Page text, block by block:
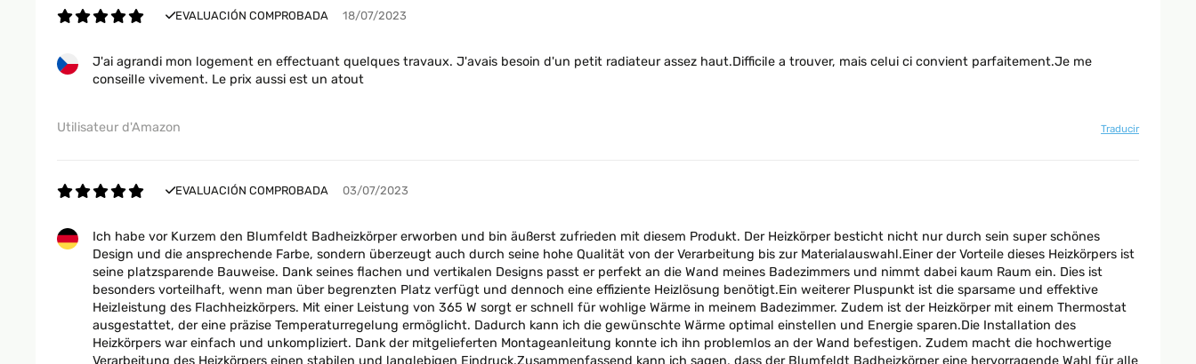
EVALUACIÓN COMPROBADA 18/07/2023
J'ai agrandi mon logement en effectuant quelques travaux. J'avais besoin d'un petit radiateur assez haut.Difficile a trouver, mais celui ci convient parfaitement.Je me
conseille vivement. Le prix aussi est un atout
Utilisateur d'Amazon Traducir
EVALUACIÓN COMPROBADA 03/07/2023
Ich habe vor Kurzem den Blumfeldt Badheizkörper erworben und bin äußerst zufrieden mit diesem Produkt. Der Heizkörper besticht nicht nur durch sein super schönes
Design und die ansprechende Farbe, sondern überzeugt auch durch seine hohe Qualität von der Verarbeitung bis zur Materialauswahl.Einer der Vorteile dieses Heizkörpers ist
seine platzsparende Bauweise. Dank seines flachen und vertikalen Designs passt er perfekt an die Wand meines Badezimmers und nimmt dabei kaum Raum ein. Dies ist
besonders vorteilhaft, wenn man über begrenzten Platz verfügt und dennoch eine effiziente Heizlösung benötigt.Ein weiterer Pluspunkt ist die sparsame und effektive
Heizleistung des Flachheizkörpers. Mit einer Leistung von 365 W sorgt er schnell für wohlige Wärme in meinem Badezimmer. Zudem ist der Heizkörper mit einem Thermostat
ausgestattet, der eine präzise Temperaturregelung ermöglicht. Dadurch kann ich die gewünschte Wärme optimal einstellen und Energie sparen.Die Installation des
Heizkörpers war einfach und unkompliziert. Dank der mitgelieferten Montageanleitung konnte ich ihn problemlos an der Wand befestigen. Zudem macht die hochwertige
Verarbeitung des Heizkörpers einen stabilen und langlebigen Eindruck.Zusammenfassend kann ich sagen, dass der Blumfeldt Badheizkörper eine hervorragende Wahl für alle